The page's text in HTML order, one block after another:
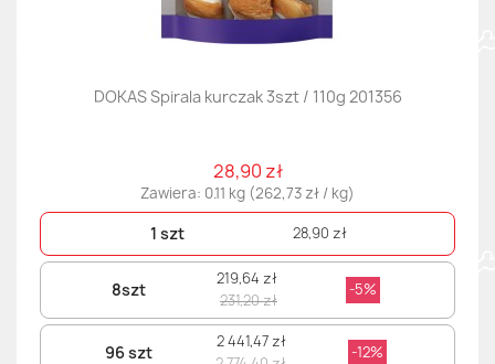
DOKAS Spirala kurczak 3szt / 110g 201356
28,90 zł
Zawiera: 0.11 kg (262,73 zł / kg)
1 szt 28,90 zł
8szt
219,64 zł
231,20 zł
-5%
96 szt
2 441,47 zł
-12%